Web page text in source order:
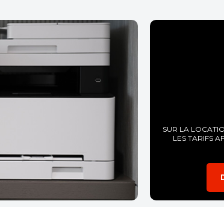
SUR LA
LES TARIFS